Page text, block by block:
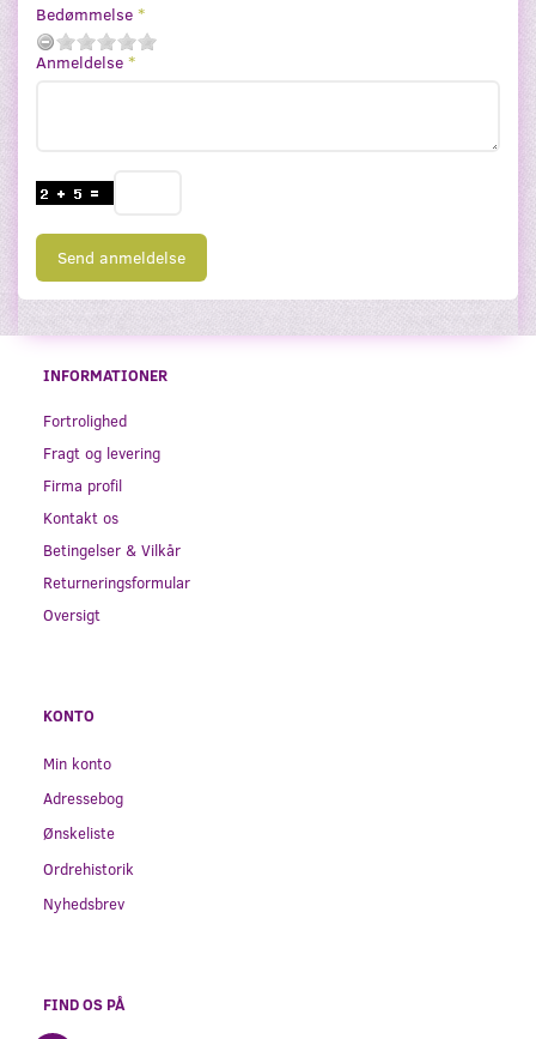
Bedømmelse
Anmeldelse
Send anmeldelse
INFORMATIONER
Fortrolighed
Fragt og levering
Firma profil
Kontakt os
Betingelser & Vilkår
Returneringsformular
Oversigt
KONTO
Min konto
Adressebog
Ønskeliste
Ordrehistorik
Nyhedsbrev
FIND OS PÅ